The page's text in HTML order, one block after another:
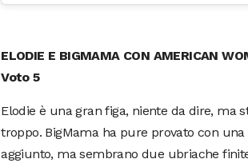
ELODIE E BIGMAMA CON AMERICAN
Voto 5
Elodie è una gran figa, niente da dire, ma
troppo. BigMama ha pure provato con
aggiunto, ma sembrano due ubriache